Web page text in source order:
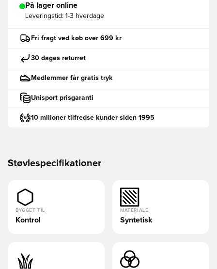
På lager online
Leveringstid: 1-3 hverdage
Fri fragt ved køb over 699 kr
30 dages returret
Medlemmer får gratis tryk
Unisport prisgaranti
10 milioner tilfredse kunder siden 1995
Støvlespecifikationer
BYGGET TIL
Kontrol
MATERIALE
Syntetisk